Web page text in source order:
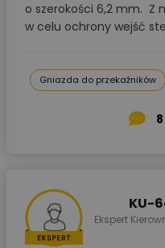
o szerokości 6,2 mm. Z
w celu ochrony wejść
Gniazda do przekaźników
8
KU-
Ekspert